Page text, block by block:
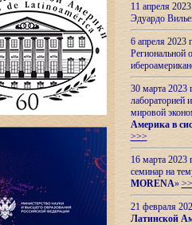
11 апреля
Эдуардо
6 апреля
Региональной
30 марта 2023
лабораторией
мировой
Америка в
>>>
16 марта 2023
семинар на
MORENA»
21 февраля
Латинской